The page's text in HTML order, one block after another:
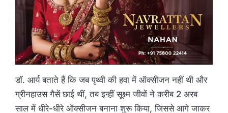
डॉ. आर्य बताते हैं कि जब पृथ्वी की हवा में ऑक्सीजन नहीं थी और
ग्रीनहाउस गैसें छाई थीं, तब इन्हीं सूक्ष्म जीवों ने करीब 2 अरब
साल में धीरे-धीरे ऑक्सीजन बनाना शुरू किया, जिससे आगे जाकर